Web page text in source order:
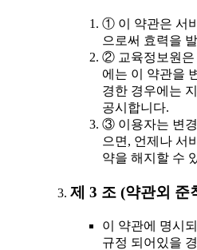
① 이 약관은 서
으로써 효력을
② 교육정보원은
에는 이 약관을
경한 경우에는
공시합니다.
③ 이용자는 변
으면, 언제나 서
약을 해지할 수
제 3 조 (약관외 준
이 약관에 명시
규정 되어있을